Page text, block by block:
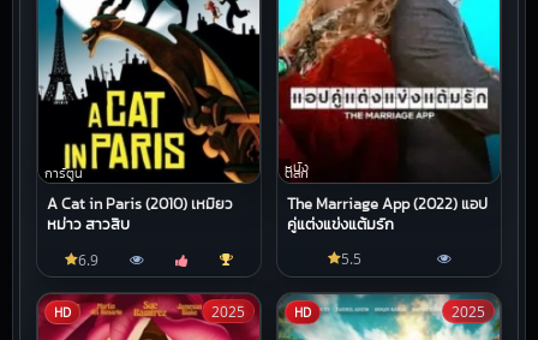
การ์ตูน
A Cat in Paris (2010) เหมียว
หม่าว สาวสืบ
6.9
หนัง
ตลก
The Marriage App (2022) แอป
คู่แต่งแข่งแต้มรัก
5.5
HD 2025 HD 2025